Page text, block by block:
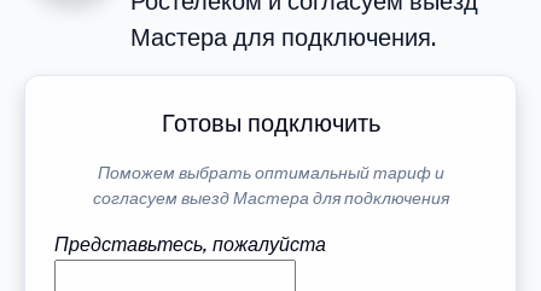
Мастера для подключения.
Готовы подключить
Поможем выбрать оптимальный тариф и
согласуем выезд Мастера для подключения
Представьтесь, пожалуйста